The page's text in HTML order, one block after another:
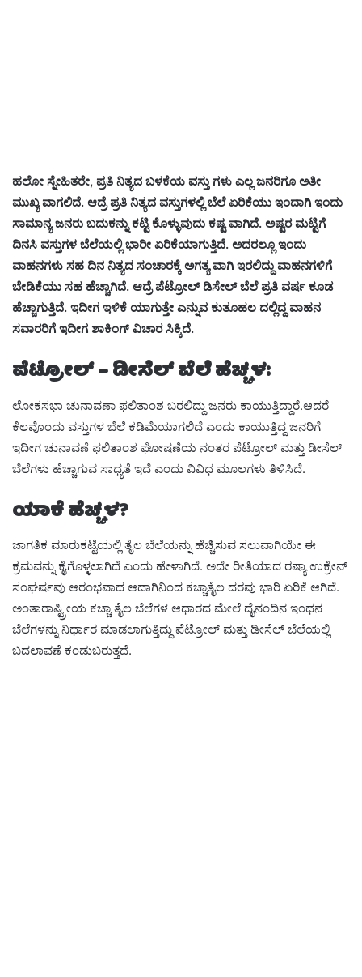
ಹಲೋ ಸ್ನೇಹಿತರೇ, ಪ್ರತಿ ನಿತ್ಯದ ಬಳಕೆಯ ವಸ್ತು ಗಳು ಎಲ್ಲ ಜನರಿಗೂ ಅತೀ
ಮುಖ್ಯ ವಾಗಲಿದೆ. ಆದ್ರೆ ಪ್ರತಿ ನಿತ್ಯದ ವಸ್ತುಗಳಲ್ಲಿ ಬೆಲೆ ಏರಿಕೆಯು ಇಂದಾಗಿ ಇಂದು
ಸಾಮಾನ್ಯ ಜನರು ಬದುಕನ್ನು ಕಟ್ಟಿ ಕೊಳ್ಳುವುದು ಕಷ್ಟ ವಾಗಿದೆ. ಅಷ್ಟರ ಮಟ್ಟಿಗೆ
ದಿನಸಿ ವಸ್ತುಗಳ ಬೆಲೆಯಲ್ಲಿ ಭಾರೀ ಏರಿಕೆಯಾಗುತ್ತಿದೆ. ಅದರಲ್ಲೂ ಇಂದು
ವಾಹನಗಳು ಸಹ ದಿನ ನಿತ್ಯದ ಸಂಚಾರಕ್ಕೆ ಅಗತ್ಯ ವಾಗಿ ಇರಲಿದ್ದು ವಾಹನಗಳಿಗೆ
ಬೇಡಿಕೆಯು ಸಹ ಹೆಚ್ಚಾಗಿದೆ. ಆದ್ರೆ ಪೆಟ್ರೋಲ್ ಡಿಸೇಲ್ ಬೆಲೆ ಪ್ರತಿ ವರ್ಷ ಕೂಡ
ಹೆಚ್ಚಾಗುತ್ತಿದೆ. ಇದೀಗ ಇಳಿಕೆ ಯಾಗುತ್ತೇ ಎನ್ನುವ ಕುತೂಹಲ ದಲ್ಲಿದ್ದ ವಾಹನ
ಸವಾರರಿಗೆ ಇದೀಗ ಶಾಕಿಂಗ್ ವಿಚಾರ ಸಿಕ್ಕಿದೆ.
ಪೆಟ್ರೋಲ್‌ – ಡೀಸೆಲ್‌ಬೆಲೆ ಹೆಚ್ಚಳ:
ಲೋಕಸಭಾ ಚುನಾವಣಾ ಫಲಿತಾಂಶ ಬರಲಿದ್ದು ಜನರು ಕಾಯುತ್ತಿದ್ದಾರೆ.ಆದರೆ
ಕೆಲವೊಂದು ವಸ್ತುಗಳ ಬೆಲೆ ಕಡಿಮೆಯಾಗಲಿದೆ ಎಂದು ಕಾಯುತ್ತಿದ್ದ ಜನರಿಗೆ
ಇದೀಗ ಚುನಾವಣೆ ಫಲಿತಾಂಶ ಘೋಷಣೆಯ ನಂತರ ಪೆಟ್ರೋಲ್ ಮತ್ತು ಡೀಸೆಲ್
ಬೆಲೆಗಳು ಹೆಚ್ಚಾಗುವ ಸಾಧ್ಯತೆ ಇದೆ ಎಂದು ವಿವಿಧ ಮೂಲಗಳು ತಿಳಿಸಿದೆ.
ಯಾಕೆ ಹೆಚ್ಚಳ?
ಜಾಗತಿಕ ಮಾರುಕಟ್ಟೆಯಲ್ಲಿ ತೈಲ ಬೆಲೆಯನ್ನು ಹೆಚ್ಚಿಸುವ ಸಲುವಾಗಿಯೇ ಈ
ಕ್ರಮವನ್ನು ಕೈಗೊಳ್ಳಲಾಗಿದೆ ಎಂದು ಹೇಳಾಗಿದೆ. ಅದೇ ರೀತಿಯಾದ ರಷ್ಯಾ ಉಕ್ರೇನ್‌
ಸಂಘರ್ಷವು ಆರಂಭವಾದ ಆದಾಗಿನಿಂದ ಕಚ್ಚಾತೈಲ ದರವು ಭಾರಿ ಏರಿಕೆ ಆಗಿದೆ.
ಅಂತಾರಾಷ್ಟ್ರೀಯ ಕಚ್ಚಾ ತೈಲ ಬೆಲೆಗಳ ಆಧಾರದ ಮೇಲೆ ದೈನಂದಿನ ಇಂಧನ
ಬೆಲೆಗಳನ್ನು ನಿರ್ಧಾರ ಮಾಡಲಾಗುತ್ತಿದ್ದು ಪೆಟ್ರೋಲ್ ಮತ್ತು ಡೀಸೆಲ್ ಬೆಲೆಯಲ್ಲಿ
ಬದಲಾವಣೆ ಕಂಡುಬರುತ್ತದೆ.